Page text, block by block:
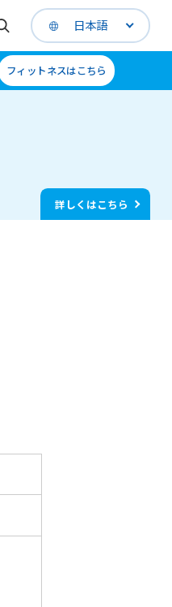
日本語
フィットネスはこちら
詳しくはこちら